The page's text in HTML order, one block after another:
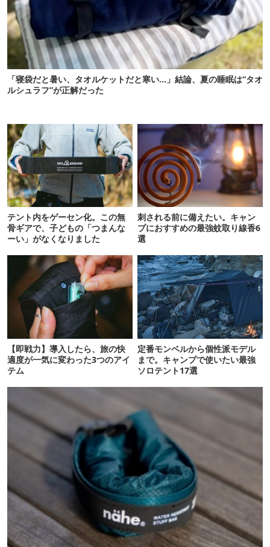
「寝袋だと暑い、タオルケットだと寒い…」結論、夏の睡眠は“タオ
ルシュラフ”が正解だった
テント内をゲーセン化。この無
骨ギアで、子どもの「つまんな
ーい」がなくなりました
刺される前に備えたい。キャン
プにおすすめの最強蚊取り線香6
選
【即戦力】導入したら、旅の快
適度が一気に変わった3つのアイ
テム
定番モンベルから個性派モデル
まで。キャンプで使いたい最強
ソロテント17選